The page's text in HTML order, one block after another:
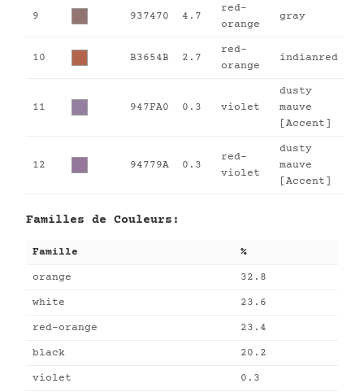
9 937470 4.7
red-
orange
gray
10 B3654B 2.7
red-
orange
indianred
11 947FA0 0.3 violet
dusty
mauve
[Accent]
12 94779A 0.3
red-
violet
dusty
mauve
[Accent]
Familles de Couleurs:
Famille %
orange 32.8
white 23.6
red-orange 23.4
black 20.2
violet 0.3